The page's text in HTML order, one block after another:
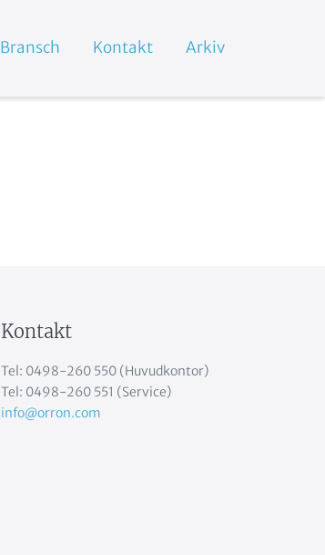
Bransch Kontakt Arkiv
Kontakt
Tel: 0498-260 550 (Huvudkontor)
Tel: 0498-260 551 (Service)
info@orron.com